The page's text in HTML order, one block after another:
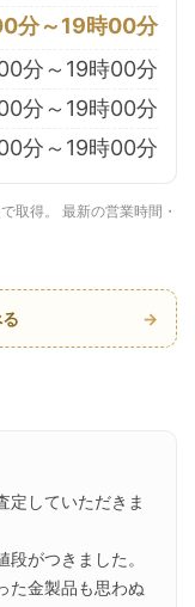
分～19時00分
分～19時00分
分～19時00分
分～19時00分
取得。 最新の営業時間・
→
定していただきま
がつきました。
た金製品も思わぬ